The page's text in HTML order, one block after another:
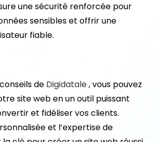
une sécurité renforcée pour
sensibles et offrir une
fiable.
de Digidatale, vous pouvez
site web en un outil puissant
et fidéliser vos clients.
et l’expertise de